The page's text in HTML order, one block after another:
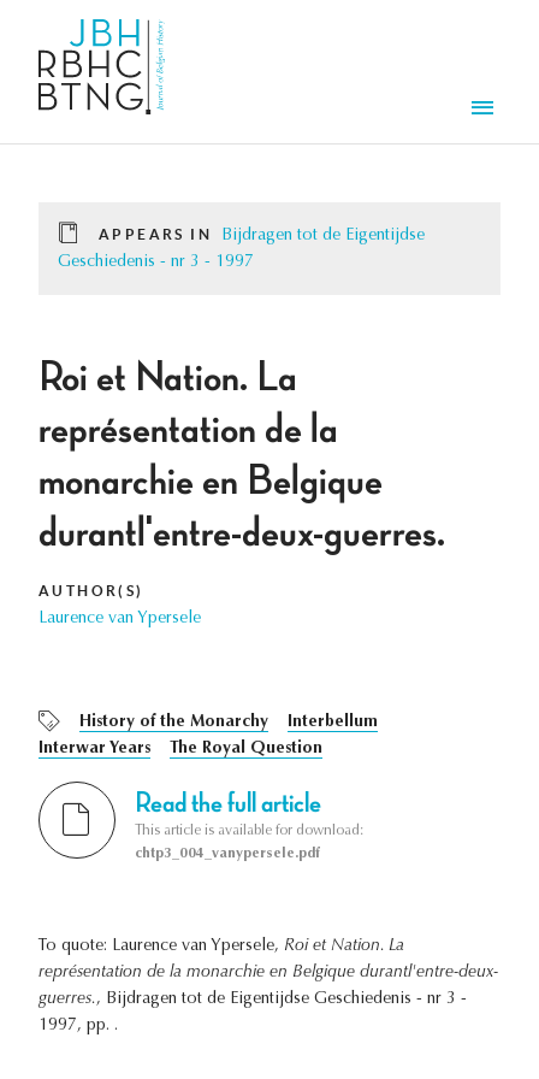
APPEARS IN
Bijdragen tot de Eigentijdse
Geschiedenis - nr 3 - 1997
Roi et Nation. La
représentation de la
monarchie en Belgique
durantl'entre-deux-guerres.
AUTHOR(S)
Laurence van Ypersele
History of the Monarchy
Interbellum
Interwar Years
The Royal Question
Read the full article
This article is available for download:
chtp3_004_vanypersele.pdf
To quote: Laurence van Ypersele, Roi et Nation. La
représentation de la monarchie en Belgique durantl'entre-deux-
guerres., Bijdragen tot de Eigentijdse Geschiedenis - nr 3 -
1997, pp. .